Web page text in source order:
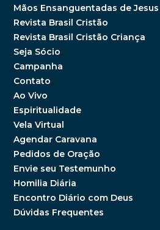
Mãos Ensanguentadas de Jesus
Revista Brasil Cristão
Revista Brasil Cristão Criança
Seja Sócio
Campanha
Contato
Ao Vivo
Espiritualidade
Vela Virtual
Agendar Caravana
Pedidos de Oração
Envie seu Testemunho
Homilia Diária
Encontro Diário com Deus
Dúvidas Frequentes